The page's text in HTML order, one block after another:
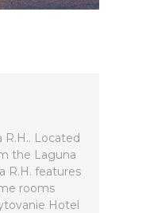
R.H.. Located
the Laguna
R.H. features
rooms
Hotel